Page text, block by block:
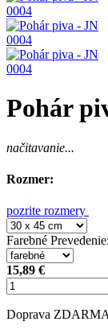
Pohár
načitavanie...
Rozmer:
pozrite rozmery
Farebné Prevedenie:
15,89 €
Doprava ZDARMA